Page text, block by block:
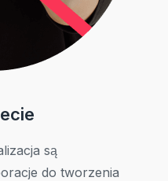
są
do tworzenia